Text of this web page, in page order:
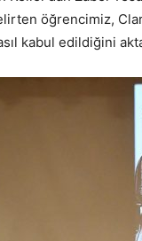
öğrencimiz,
kabul edildiğini